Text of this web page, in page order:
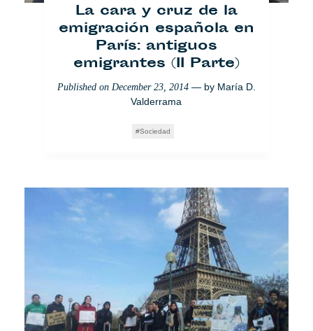
La cara y cruz de la
emigración española en
París: antiguos
emigrantes (II Parte)
Published on December 23, 2014— by María D.
Valderrama
Sociedad